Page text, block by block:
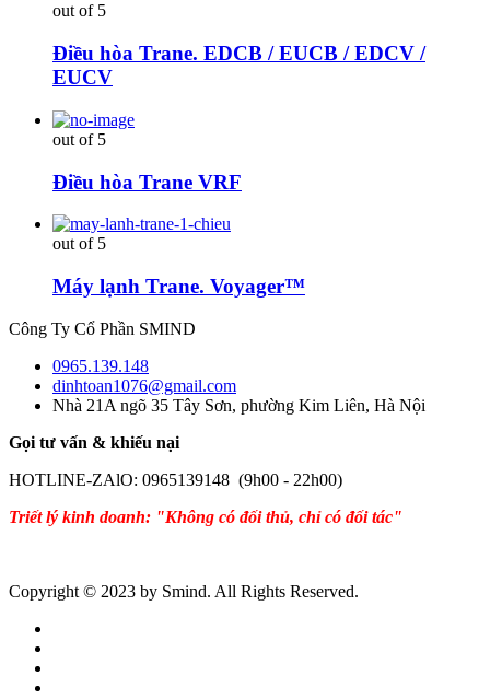
out of 5
Điều hòa Trane. EDCB / EUCB / EDCV /
EUCV
out of 5
Điều hòa Trane VRF
out of 5
Máy lạnh Trane. Voyager™
Công Ty Cổ Phần SMIND
0965.139.148
dinhtoan1076@gmail.com
Nhà 21A ngõ 35 Tây Sơn, phường Kim Liên, Hà Nội
Gọi tư vấn & khiếu nại
HOTLINE-ZAlO: 0965139148 (9h00 - 22h00)
Triết lý kinh doanh: "Không có đối thủ, chỉ có đối tác"
Copyright © 2023 by Smind. All Rights Reserved.